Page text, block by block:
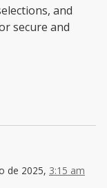
and
secure and
de 2025, 3:15 am